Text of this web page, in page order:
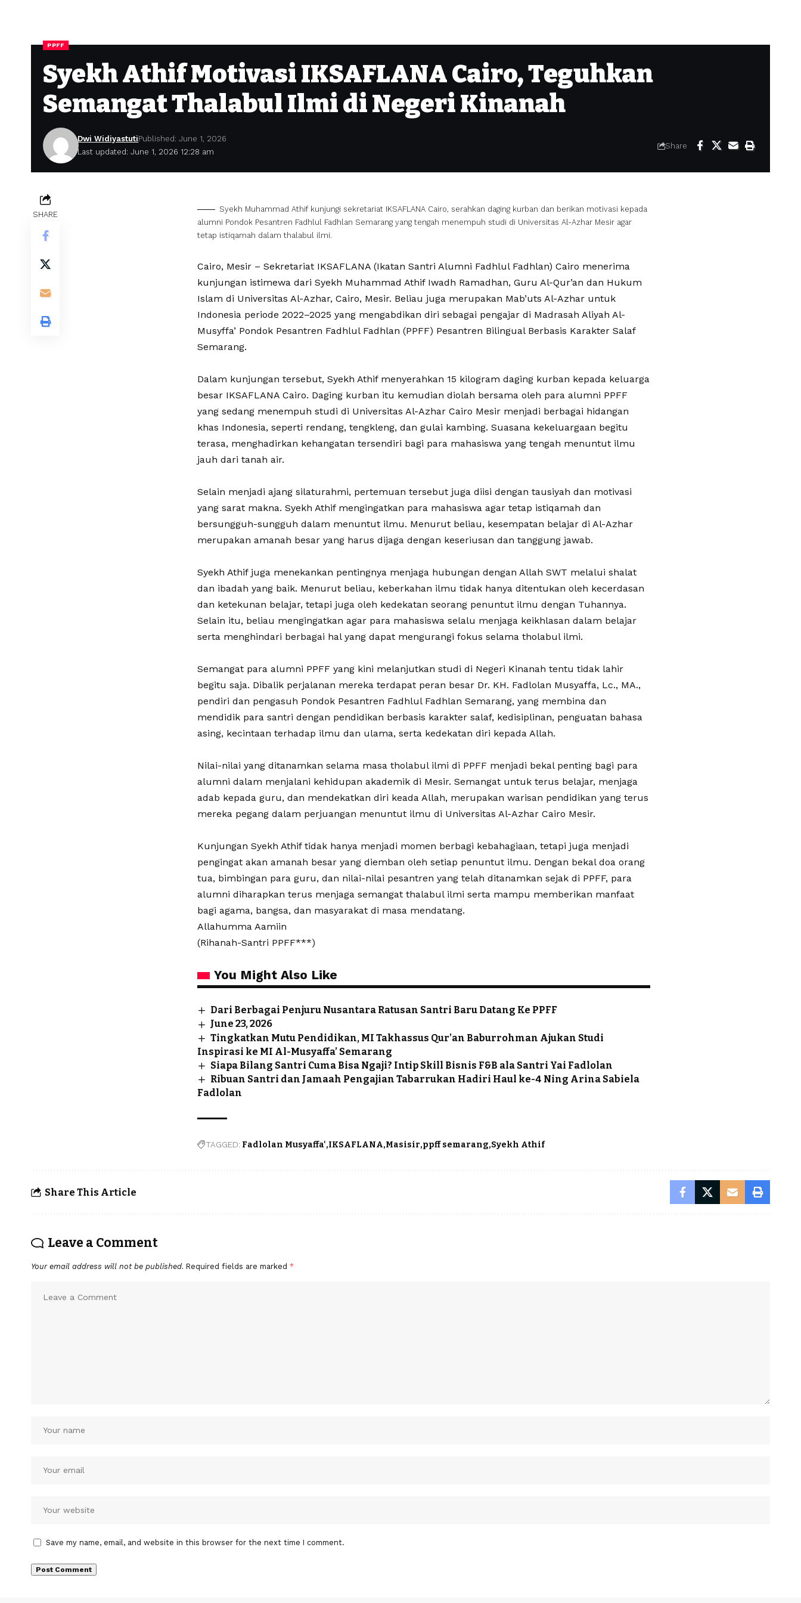
PPFF
Syekh Athif Motivasi IKSAFLANA Cairo, Teguhkan
Semangat Thalabul Ilmi di Negeri Kinanah
Last updated: June 1, 2026 12:28 am
Dwi WidiyastutiPublished: June 1, 2026
Share
SHARE
Syekh Muhammad Athif kunjungi sekretariat IKSAFLANA Cairo, serahkan daging kurban dan berikan motivasi kepada
alumni Pondok Pesantren Fadhlul Fadhlan Semarang yang tengah menempuh studi di Universitas Al-Azhar Mesir agar
tetap istiqamah dalam thalabul ilmi.
Cairo, Mesir – Sekretariat IKSAFLANA (Ikatan Santri Alumni Fadhlul Fadhlan) Cairo menerima
kunjungan istimewa dari Syekh Muhammad Athif Iwadh Ramadhan, Guru Al-Qur’an dan Hukum
Islam di Universitas Al-Azhar, Cairo, Mesir. Beliau juga merupakan Mab’uts Al-Azhar untuk
Indonesia periode 2022–2025 yang mengabdikan diri sebagai pengajar di Madrasah Aliyah Al-
Musyffa’ Pondok Pesantren Fadhlul Fadhlan (PPFF) Pesantren Bilingual Berbasis Karakter Salaf
Semarang.
Dalam kunjungan tersebut, Syekh Athif menyerahkan 15 kilogram daging kurban kepada keluarga
besar IKSAFLANA Cairo. Daging kurban itu kemudian diolah bersama oleh para alumni PPFF
yang sedang menempuh studi di Universitas Al-Azhar Cairo Mesir menjadi berbagai hidangan
khas Indonesia, seperti rendang, tengkleng, dan gulai kambing. Suasana kekeluargaan begitu
terasa, menghadirkan kehangatan tersendiri bagi para mahasiswa yang tengah menuntut ilmu
jauh dari tanah air.
Selain menjadi ajang silaturahmi, pertemuan tersebut juga diisi dengan tausiyah dan motivasi
yang sarat makna. Syekh Athif mengingatkan para mahasiswa agar tetap istiqamah dan
bersungguh-sungguh dalam menuntut ilmu. Menurut beliau, kesempatan belajar di Al-Azhar
merupakan amanah besar yang harus dijaga dengan keseriusan dan tanggung jawab.
Syekh Athif juga menekankan pentingnya menjaga hubungan dengan Allah SWT melalui shalat
dan ibadah yang baik. Menurut beliau, keberkahan ilmu tidak hanya ditentukan oleh kecerdasan
dan ketekunan belajar, tetapi juga oleh kedekatan seorang penuntut ilmu dengan Tuhannya.
Selain itu, beliau mengingatkan agar para mahasiswa selalu menjaga keikhlasan dalam belajar
serta menghindari berbagai hal yang dapat mengurangi fokus selama tholabul ilmi.
Semangat para alumni PPFF yang kini melanjutkan studi di Negeri Kinanah tentu tidak lahir
begitu saja. Dibalik perjalanan mereka terdapat peran besar Dr. KH. Fadlolan Musyaffa, Lc., MA.,
pendiri dan pengasuh Pondok Pesantren Fadhlul Fadhlan Semarang, yang membina dan
mendidik para santri dengan pendidikan berbasis karakter salaf, kedisiplinan, penguatan bahasa
asing, kecintaan terhadap ilmu dan ulama, serta kedekatan diri kepada Allah.
Nilai-nilai yang ditanamkan selama masa tholabul ilmi di PPFF menjadi bekal penting bagi para
alumni dalam menjalani kehidupan akademik di Mesir. Semangat untuk terus belajar, menjaga
adab kepada guru, dan mendekatkan diri keada Allah, merupakan warisan pendidikan yang terus
mereka pegang dalam perjuangan menuntut ilmu di Universitas Al-Azhar Cairo Mesir.
Kunjungan Syekh Athif tidak hanya menjadi momen berbagi kebahagiaan, tetapi juga menjadi
pengingat akan amanah besar yang diemban oleh setiap penuntut ilmu. Dengan bekal doa orang
tua, bimbingan para guru, dan nilai-nilai pesantren yang telah ditanamkan sejak di PPFF, para
alumni diharapkan terus menjaga semangat thalabul ilmi serta mampu memberikan manfaat
bagi agama, bangsa, dan masyarakat di masa mendatang.
Allahumma Aamiin
(Rihanah-Santri PPFF***)
You Might Also Like
Dari Berbagai Penjuru Nusantara Ratusan Santri Baru Datang Ke PPFF
June 23, 2026
Tingkatkan Mutu Pendidikan, MI Takhassus Qur’an Baburrohman Ajukan Studi
Inspirasi ke MI Al-Musyaffa’ Semarang
Siapa Bilang Santri Cuma Bisa Ngaji? Intip Skill Bisnis F&B ala Santri Yai Fadlolan
Ribuan Santri dan Jamaah Pengajian Tabarrukan Hadiri Haul ke-4 Ning Arina Sabiela
Fadlolan
TAGGED: Fadlolan Musyaffa' IKSAFLANA Masisir ppff semarang Syekh Athif
Share This Article
Leave a Comment
Your email address will not be published. Required fields are marked *
Save my name, email, and website in this browser for the next time I comment.